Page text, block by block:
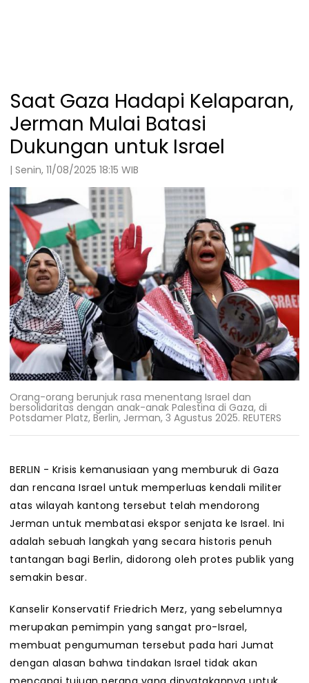
Saat Gaza Hadapi Kelaparan,
Jerman Mulai Batasi
Dukungan untuk Israel
| Senin, 11/08/2025 18:15 WIB
Orang-orang berunjuk rasa menentang Israel dan
bersolidaritas dengan anak-anak Palestina di Gaza, di
Potsdamer Platz, Berlin, Jerman, 3 Agustus 2025. REUTERS
BERLIN - Krisis kemanusiaan yang memburuk di Gaza
dan rencana Israel untuk memperluas kendali militer
atas wilayah kantong tersebut telah mendorong
Jerman untuk membatasi ekspor senjata ke Israel. Ini
adalah sebuah langkah yang secara historis penuh
tantangan bagi Berlin, didorong oleh protes publik yang
semakin besar.
Kanselir Konservatif Friedrich Merz, yang sebelumnya
merupakan pemimpin yang sangat pro-Israel,
membuat pengumuman tersebut pada hari Jumat
dengan alasan bahwa tindakan Israel tidak akan